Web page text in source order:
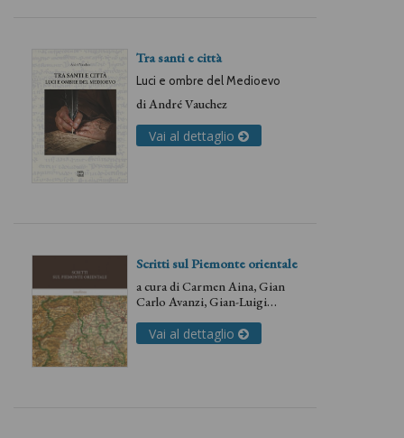
Tra santi e città
Luci e ombre del Medioevo
diAndré Vauchez
Vai al dettaglio
Scritti sul Piemonte orientale
a cura diCarmen Aina,Gian
Carlo Avanzi,Gian-Luigi
Cesare Emanuel,Paolo
Ghinetti,Maria Napoli,Paolo
Vai al dettaglio